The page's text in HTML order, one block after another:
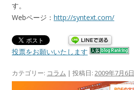
す。
Webページ： http://syntext.com/
投票をお願いいたします
カテゴリー: コラム | 投稿日: 2009年7月6日